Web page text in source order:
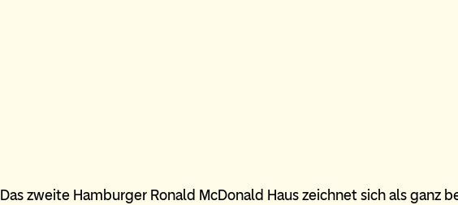
Das zweite Hamburger Ronald McDonald Haus zeichnet sich als ganz